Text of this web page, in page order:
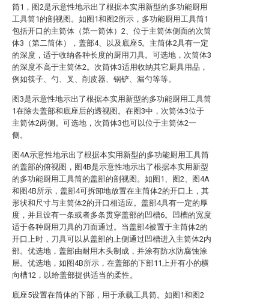
筒1，图2是示意性地示出了根据本实用新型的多功能厨用
工具筒1的剖视图。如图1和图2所示，多功能厨用工具筒1
包括开口的主筒体（第一筒体）2、位于主筒体侧面的次筒
体3（第二筒体），盖部4、以及底座5。主筒体2具有一定
的深度，适于收纳各种长度的厨用刀具。可选地，次筒体3
的深度不高于主筒体2。次筒体3适用收纳其它厨具用品，
例如筷子、勺、叉、削皮器、锅铲、漏勺等等。
图3是示意性地示出了根据本实用新型的多功能厨用工具筒
1在除去盖部和底座后的透视图。在图3中，次筒体3位于
主筒体2两侧。可选地，次筒体3也可以位于主筒体2一
侧。
图4A示意性地示出了根据本实用新型的多功能厨用工具筒
的盖部的俯视图，图4B是示意性地示出了根据本实用新型
的多功能厨用工具筒的盖部的剖视图。如图1、图2、图4A
和图4B所示，盖部4可拆卸地放置在主筒体2的开口上，其
形状和尺寸与主筒体2的开口相适应。盖部4具有一定的厚
度，并且设有一条或者多条贯穿盖部的凹槽6。凹槽的宽度
适于各种厨用刀具的刀面通过。当盖部4被置于主筒体2的
开口上时，刀具可以从盖部的上侧通过凹槽进入主筒体2内
部。优选地，盖部由耐用木头制成，并涂有防水防腐蚀涂
层。优选地，如图4B所示，在盖部的下部11上开有小的横
向槽12，以给盖部提供适当的柔性。
底座5设置在筒体的下部，用于承载工具筒。如图1和图2